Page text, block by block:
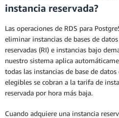
instancia reservada?
Las operaciones de RDS para
eliminar instancias de bases de
reservadas (RI) e instancias bajo
nuestro sistema aplica
todas las instancias de base de datos
elegibles se cobran a la tarifa de
reservada por hora más baja.
Cuando adquiere una instancia